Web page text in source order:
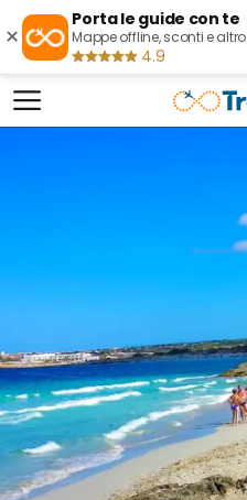
×
Porta le guide con te
Mappe offline, sconti e altro
4.9